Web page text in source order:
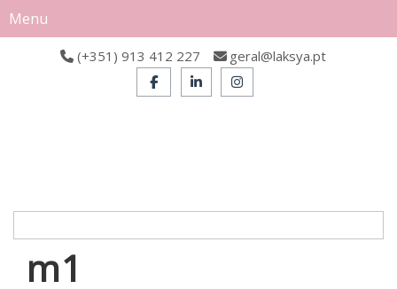
Menu
(+351) 913 412 227 geral@laksya.pt
m1